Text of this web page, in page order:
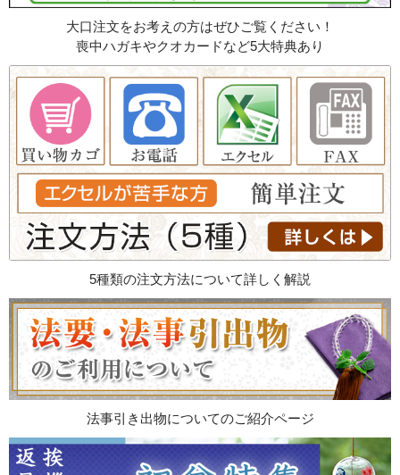
大口注文をお考えの方はぜひご覧ください！
喪中ハガキやクオカードなど5大特典あり
5種類の注文方法について詳しく解説
法事引き出物についてのご紹介ページ